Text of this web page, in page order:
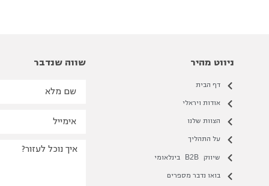
ניווט מהיר
דף הבית
אודות ויראלי
הצוות שלנו
על התהליך
שיווק B2B בינלאומי
בואו נדבר מספרים
שווה שנדבר